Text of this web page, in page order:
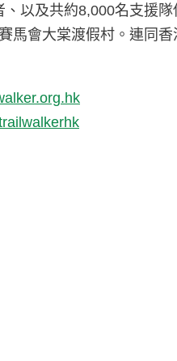
以及共約8,000名支
馬會大棠渡假村。連同